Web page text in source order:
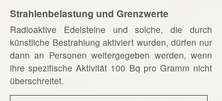
Strahlenbelastung und Grenzwerte
Radioaktive Edelsteine und solche, die durch
künstliche Bestrahlung aktiviert wurden, dürfen nur
dann an Personen weitergegeben werden, wenn
ihre spezifische Aktivität 100 Bq pro Gramm nicht
überschreitet.